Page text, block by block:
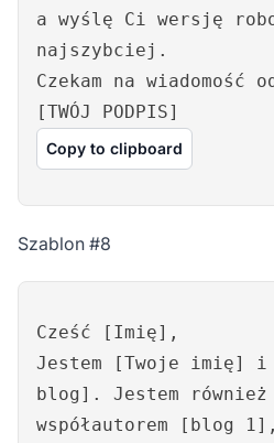
a wyślę Ci wersję
najszybciej.
Czekam na wiadomość
[TWÓJ PODPIS]
Copy to clipboard
Szablon #8
Cześć [Imię],
Jestem [Twoje imię] i
blog]. Jestem również
współautorem [blog